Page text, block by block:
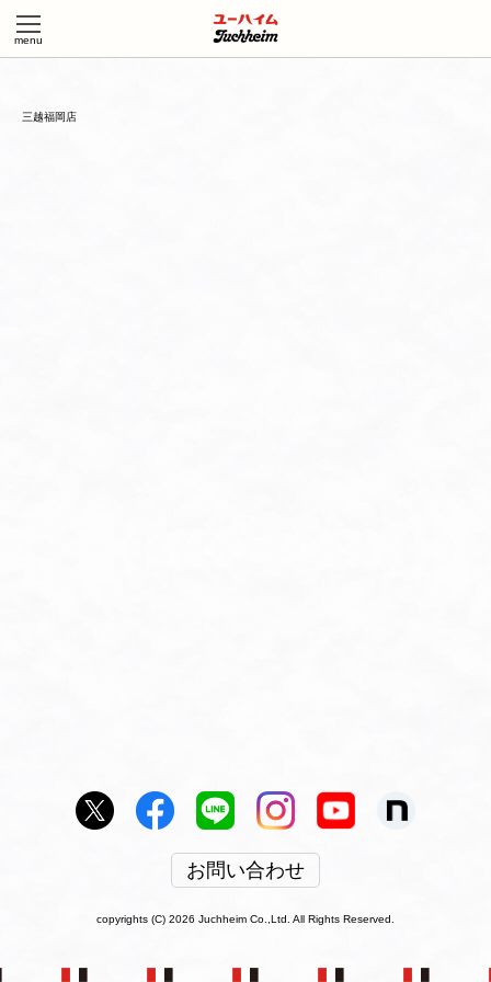
三越福岡店
お問い合わせ
copyrights (C) 2026 Juchheim Co.,Ltd. All Rights Reserved.